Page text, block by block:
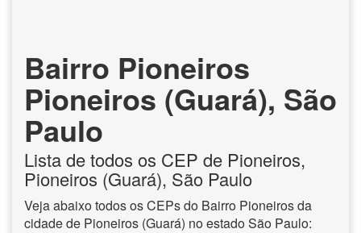
Bairro Pioneiros
Pioneiros (Guará), São
Paulo
Lista de todos os CEP de Pioneiros,
Pioneiros (Guará), São Paulo
Veja abaixo todos os CEPs do Bairro Pioneiros da
cidade de Pioneiros (Guará) no estado São Paulo: